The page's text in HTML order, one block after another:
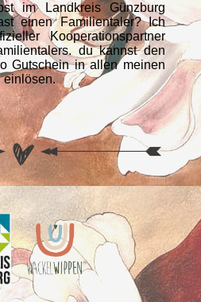
im Landkreis Günzburg
einen Familientaler? Ich
Kooperationspartner
du kannst den
Gutschein in allen meinen
einlösen.